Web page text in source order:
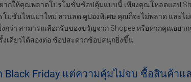
ยากให้คุณพลาดโปรโมชั่นช้อปคุ้มแบบนี้ เพียงคุณโหลดแอป
โมชั่นไหนมาใหม่ ล่วนลด คูปองพิเศษ คุณก็จะไม่พลาด และ
กว่า สามารถเลือกรับของขวัญจาก Shopee หรือหากคุณอยา
งเดียวได้สองต่อ ช้อปสะดวกช้อปสนุกยิ่งขึ้น
Black Friday แต่ความคุ้มไม่จบ ซื้อสินค้า